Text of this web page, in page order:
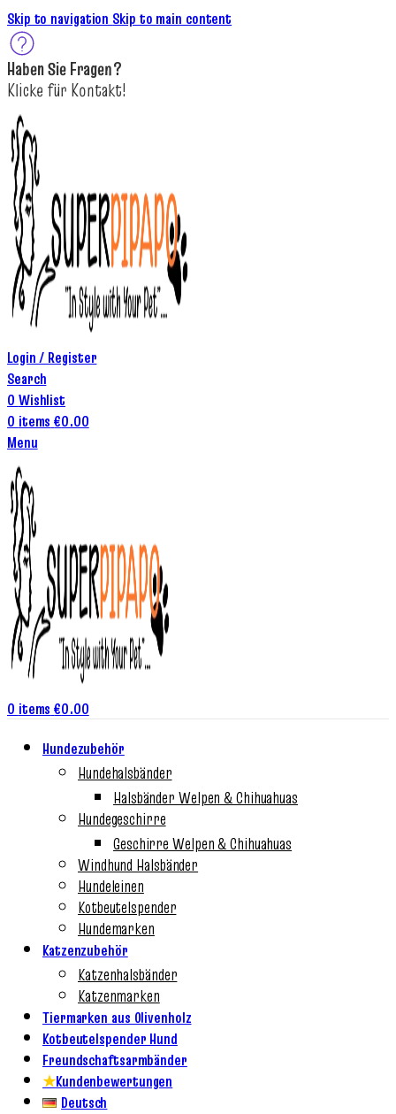
Skip to navigation Skip to main content
Haben SieFragen?
Klicke für Kontakt!
Login / Register
Search
0 Wishlist
0 items €0.00
Menu
0 items €0.00
Hundezubehör
Hundehalsbänder
Halsbänder Welpen & Chihuahuas
Hundegeschirre
Geschirre Welpen & Chihuahuas
Windhund Halsbänder
Hundeleinen
Kotbeutelspender
Hundemarken
Katzenzubehör
Katzenhalsbänder
Katzenmarken
Tiermarken aus Olivenholz
Kotbeutelspender Hund
Freundschaftsarmbänder
★Kundenbewertungen
Deutsch